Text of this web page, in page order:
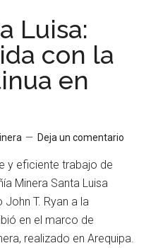
Luisa:
con la
en
Deja un comentario
y eficiente trabajo de
Minera Santa Luisa
T. Ryan a la
en el marco de
realizado en Arequipa.